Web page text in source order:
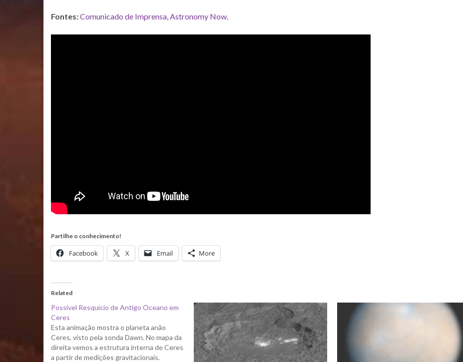
Fontes:Comunicado de Imprensa,Astronomy Now.
Partilhe o conhecimento!
Facebook X Email More
Related
Possível Resquício de Antigo Oceano em
Ceres
Esta animação mostra o planeta anão
Ceres, visto pela sonda Dawn. No mapa da
direita vemos a estrutura interna de Ceres
a partir de medições gravitacionais.